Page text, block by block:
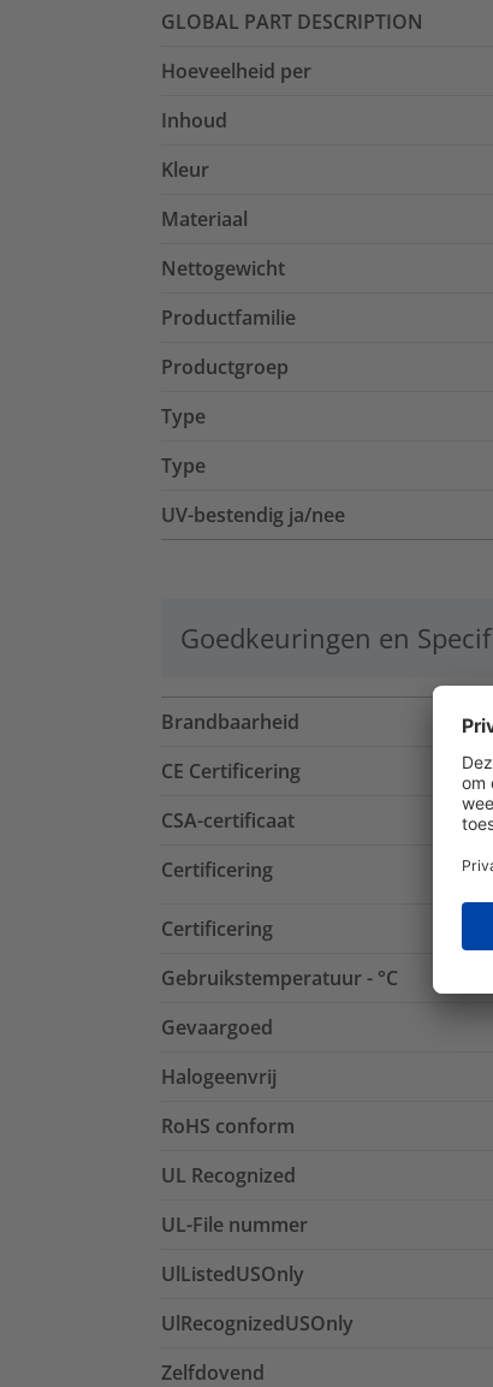
GLOBAL PART DESCRIPTION
Hoeveelheid per
Inhoud
Kleur
Materiaal
Nettogewicht
Productfamilie
Productgroep
Type
Type
UV-bestendig ja/nee
Goedkeuringen en
Brandbaarheid
CE Certificering
CSA-certificaat
Certificering
Certificering
Gebruikstemperatuur - °C
Gevaargoed
Halogeenvrij
RoHS conform
UL Recognized
UL-File nummer
UlListedUSOnly
UlRecognizedUSOnly
Zelfdovend